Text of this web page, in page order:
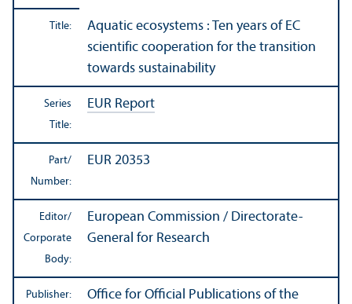
Title:
Aquatic ecosystems : Ten years of EC
scientific cooperation for the transition
towards sustainability
Series
Title:
EUR Report
Part/
Number:
EUR 20353
Editor/
Corporate
Body:
European Commission / Directorate-
General for Research
Publisher:
Office for Official Publications of the